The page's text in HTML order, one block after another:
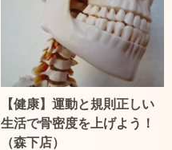
【健康】運動と規則正しい
生活で骨密度を上げよう！
（森下店）